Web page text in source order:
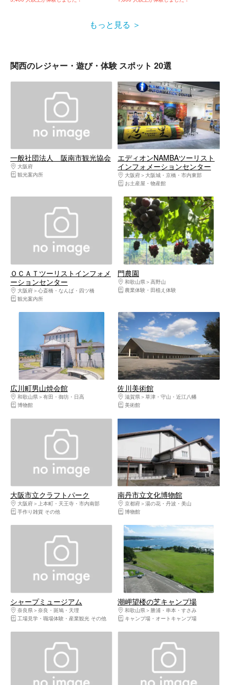
もっと見る
関西のレジャー・遊び・体験 スポット 20選
一般社団法人 阪南市観光協会
大阪府
大阪南部（堺・岸和田・関西空港）
観光案内所
エディオンNAMBAツーリスト
インフォメーションセンター
大阪府
大阪城・京橋・市内東部
お土産屋・物産館
ＯＣＡＴツーリストインフォメ
ーションセンター
大阪府
心斎橋・なんば・四ツ橋
観光案内所
門農園
和歌山県
高野山
農業体験・田植え体験
広川町男山焼会館
和歌山県
有田・御坊・日高
博物館
佐川美術館
滋賀県
草津・守山・近江八幡
美術館
大阪市立クラフトパーク
大阪府
上本町・天王寺・市内南部
手作り雑貨 その他
南丹市立文化博物館
京都府
湯の花・丹波・美山
博物館
シャープミュージアム
奈良県
奈良・斑鳩・天理
工場見学・職場体験・産業観光 その他
潮岬望楼の芝キャンプ場
和歌山県
勝浦・串本・すさみ
キャンプ場・オートキャンプ場